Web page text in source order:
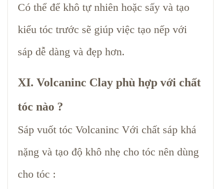
Có thể để khô tự nhiên hoặc sấy và tạo
kiểu tóc trước sẽ giúp việc tạo nếp với
sáp dễ dàng và đẹp hơn.
XI. Volcaninc Clay phù hợp với chất
tóc nào ?
Sáp vuốt tóc Volcaninc Với chất sáp khá
nặng và tạo độ khô nhẹ cho tóc nên dùng
cho tóc :